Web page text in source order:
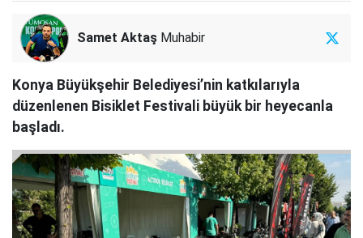
Samet Aktaş Muhabir
Konya Büyükşehir Belediyesi’nin katkılarıyla
düzenlenen Bisiklet Festivali büyük bir heyecanla
başladı.